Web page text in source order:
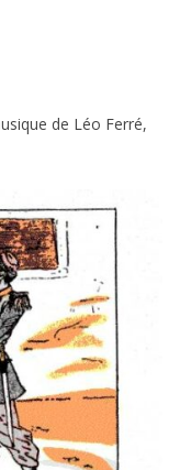
de Léo Ferré,